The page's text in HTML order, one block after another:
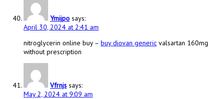
Ymijpo says:
April 30, 2024 at 2:41 am
nitroglycerin online buy – buy diovan generic valsartan 160mg
without prescription
Vfrnjs says:
May 2, 2024 at 9:09 am